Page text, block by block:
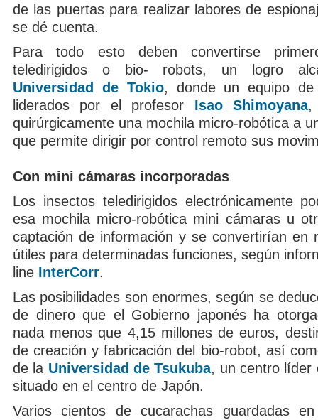
de las puertas para realizar labores de
se dé cuenta.
Para todo esto deben convertirse
teledirigidos o bio- robots, un logro
Universidad de Tokio, donde un equipo de
liderados por el profesor Isao Shimoyana,
quirúrgicamente una mochila micro-robótica a
que permite dirigir por control remoto sus
Con mini cámaras incorporadas
Los insectos teledirigidos electrónicamente
esa mochila micro-robótica mini cámaras u
captación de información y se convertirían en
útiles para determinadas funciones, según
line InterCorr.
Las posibilidades son enormes, según se
de dinero que el Gobierno japonés ha
nada menos que 4,15 millones de euros,
de creación y fabricación del bio-robot, así
de la Universidad de Tsukuba, un centro líder
situado en el centro de Japón.
Varios cientos de cucarachas guardadas